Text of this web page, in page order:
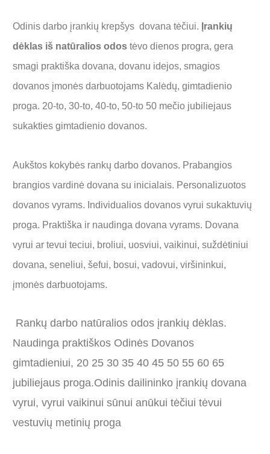
Odinis darbo įrankių krepšys dovana tėčiui. Įrankių
dėklas iš natūralios odos tėvo dienos progra, gera
smagi praktiška dovana, dovanu idejos, smagios
dovanos įmonės darbuotojams Kalėdų, gimtadienio
proga. 20-to, 30-to, 40-to, 50-to 50 mečio jubiliejaus
sukakties gimtadienio dovanos.
Aukštos kokybės rankų darbo dovanos. Prabangios
brangios vardinė dovana su inicialais. Personalizuotos
dovanos vyrams. Individualios dovanos vyrui sukaktuvių
proga. Praktiška ir naudinga dovana vyrams. Dovana
vyrui ar tevui teciui, broliui, uosviui, vaikinui, suždėtiniui
dovana, seneliui, šefui, bosui, vadovui, viršininkui,
įmonės darbuotojams.
Rankų darbo natūralios odos įrankių dėklas.
Naudinga praktiškos Odinės Dovanos
gimtadieniui, 20 25 30 35 40 45 50 55 60 65
jubiliejaus proga.Odinis dailininko įrankių dovana
vyrui, vyrui vaikinui sūnui anūkui tėčiui tėvui
vestuvių metinių proga